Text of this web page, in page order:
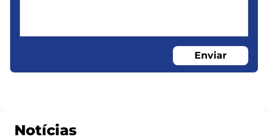
Enviar
Notícias